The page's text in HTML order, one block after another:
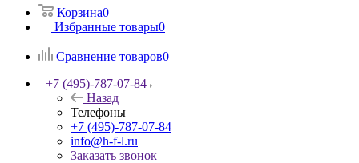
Корзина0
Избранные товары0
Сравнение товаров0
+7 (495)-787-07-84
Назад
Телефоны
+7 (495)-787-07-84
info@h-f-l.ru
Заказать звонок